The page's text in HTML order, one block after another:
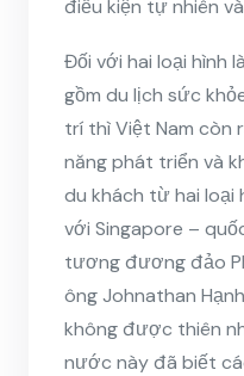
điều kiện tự nhiên
Đối với hai loại hình
gồm du lịch sức
trí thì Việt Nam còn
năng phát triển và
du khách từ hai loại
với Singapore –
tương đương đảo
ông Johnathan
không được thiên
nước này đã biết